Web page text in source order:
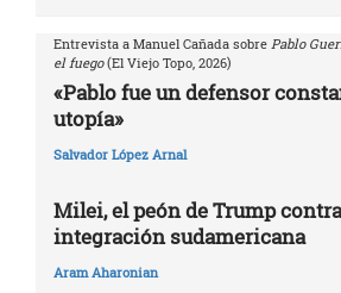
Entrevista a Manuel Cañada sobre Pablo
el fuego(El Viejo Topo, 2026)
«Pablo fue un defensor
utopía»
Salvador López Arnal
Milei, el peón de Trump
integración sudamericana
Aram Aharonian